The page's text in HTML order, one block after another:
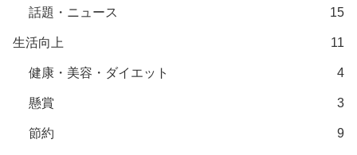
話題・ニュース 15
生活向上 11
健康・美容・ダイエット 4
懸賞 3
節約 9